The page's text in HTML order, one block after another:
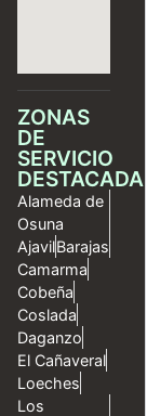
ZONAS
DE
SERVICIO
DESTACADAS
Alameda de
Osuna
AjavilBarajas
Camarma
Cobeña
Coslada
Daganzo
El Cañaveral
Loeches
Los